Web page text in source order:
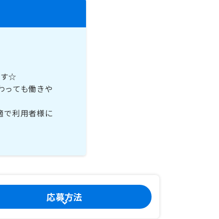
す☆
っても働きや
で利用者様に
応募方法